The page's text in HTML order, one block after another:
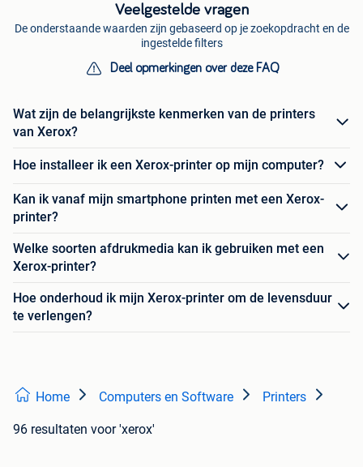
Veelgestelde vragen
De onderstaande waarden zijn gebaseerd op je zoekopdracht en de
ingestelde filters
Deel opmerkingen over deze FAQ
Wat zijn de belangrijkste kenmerken van de printers
van Xerox?
Hoe installeer ik een Xerox-printer op mijn computer?
Kan ik vanaf mijn smartphone printen met een Xerox-
printer?
Welke soorten afdrukmedia kan ik gebruiken met een
Xerox-printer?
Hoe onderhoud ik mijn Xerox-printer om de levensduur
te verlengen?
Home Computers en Software Printers
96 resultaten voor 'xerox'